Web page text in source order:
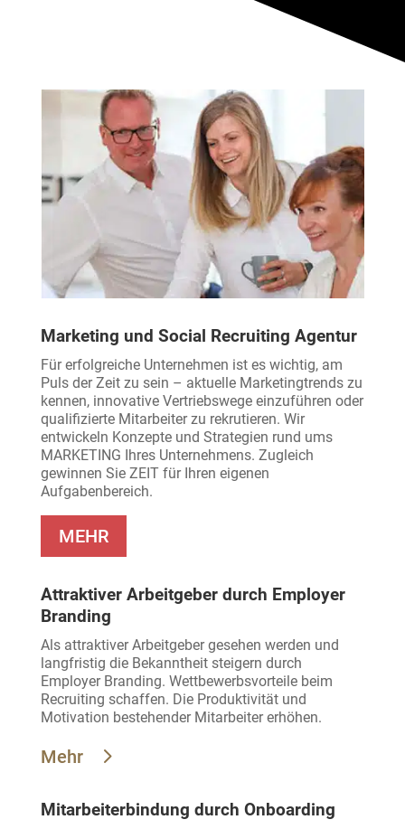
Marketing und Social Recruiting Agentur
Für erfolgreiche Unternehmen ist es wichtig, am
Puls der Zeit zu sein – aktuelle Marketingtrends zu
kennen, innovative Vertriebswege einzuführen oder
qualifizierte Mitarbeiter zu rekrutieren. Wir
entwickeln Konzepte und Strategien rund ums
MARKETING Ihres Unternehmens. Zugleich
gewinnen Sie ZEIT für Ihren eigenen
Aufgabenbereich.
MEHR
Attraktiver Arbeitgeber durch Employer
Branding
Als attraktiver Arbeitgeber gesehen werden und
langfristig die Bekanntheit steigern durch
Employer Branding. Wettbewerbsvorteile beim
Recruiting schaffen. Die Produktivität und
Motivation bestehender Mitarbeiter erhöhen.
Mehr
Mitarbeiterbindung durch Onboarding